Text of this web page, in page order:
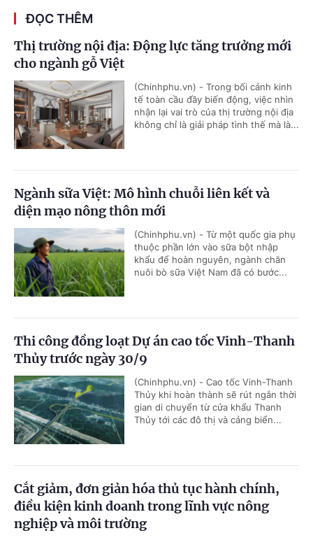
ĐỌC THÊM
Thị trường nội địa: Động lực tăng trưởng mới
cho ngành gỗ Việt
(Chinhphu.vn) - Trong bối cảnh kinh
tế toàn cầu đầy biến động, việc nhìn
nhận lại vai trò của thị trường nội địa
không chỉ là giải pháp tình thế mà là...
Ngành sữa Việt: Mô hình chuỗi liên kết và
diện mạo nông thôn mới
(Chinhphu.vn) - Từ một quốc gia phụ
thuộc phần lớn vào sữa bột nhập
khẩu để hoàn nguyên, ngành chăn
nuôi bò sữa Việt Nam đã có bước...
Thi công đồng loạt Dự án cao tốc Vinh-Thanh
Thủy trước ngày 30/9
(Chinhphu.vn) - Cao tốc Vinh-Thanh
Thủy khi hoàn thành sẽ rút ngắn thời
gian di chuyển từ cửa khẩu Thanh
Thủy tới các đô thị và cảng biển...
Cắt giảm, đơn giản hóa thủ tục hành chính,
điều kiện kinh doanh trong lĩnh vực nông
nghiệp và môi trường